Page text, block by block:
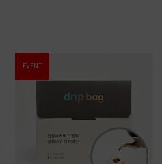
EVENT